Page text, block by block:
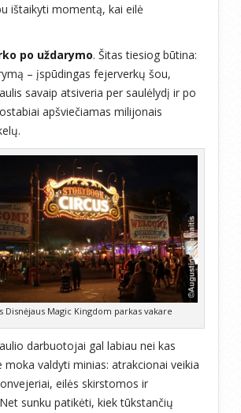
ištaikyti momentą, kai eilė
po uždarymo. Šitas tiesiog būtina:
– įspūdingas fejerverkų šou,
savaip atsiveria per saulėlydį ir po
apšviečiamas milijonais
Disnėjaus Magic Kingdom parkas vakare
darbuotojai gal labiau nei kas
moka valdyti minias: atrakcionai veikia
eilės skirstomos ir
sunku patikėti, kiek tūkstančių